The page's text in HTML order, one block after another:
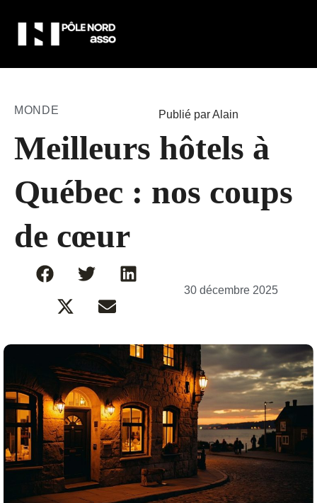
MONDE Publié par Alain
Meilleurs hôtels à
Québec : nos coups
de cœur
30 décembre 2025